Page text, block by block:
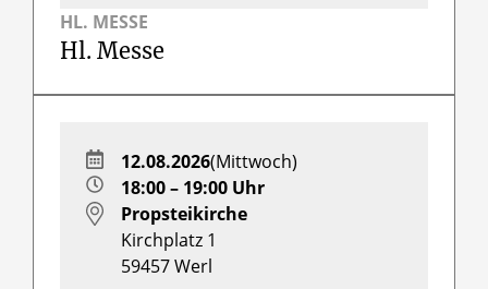
HL. MESSE
Hl. Messe
12.08.2026(Mittwoch)
18:00 – 19:00 Uhr
Propsteikirche
Kirchplatz 1
59457Werl